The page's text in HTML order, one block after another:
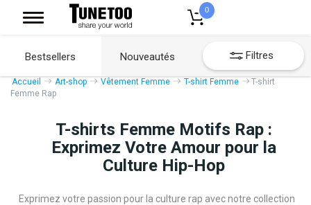
0
Bestsellers Nouveautés Filtres
Accueil Art-shop Vêtement Femme T-shirt Femme
T-shirt
Femme Rap
T-shirts Femme Motifs Rap :
Exprimez Votre Amour pour la
Culture Hip-Hop
Exprimez votre passion pour la culture rap avec notre collection